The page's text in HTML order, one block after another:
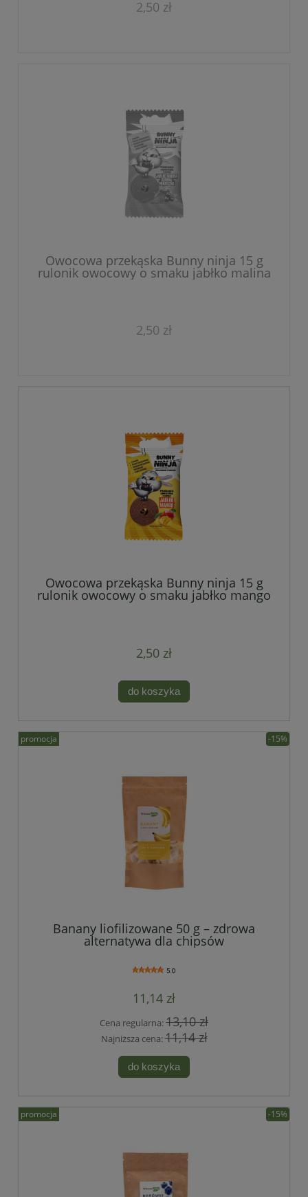
2,50 zł
Owocowa przekąska Bunny ninja 15 g
rulonik owocowy o smaku jabłko malina
czarna porzeczka
2,50 zł
Owocowa przekąska Bunny ninja 15 g
rulonik owocowy o smaku jabłko mango
2,50 zł
do koszyka
Banany liofilizowane 50 g – zdrowa
alternatywa dla chipsów
5.0
11,14 zł
Cena regularna:13,10 zł
Najniższa cena:11,14 zł
do koszyka
promocja -15%
promocja -15%